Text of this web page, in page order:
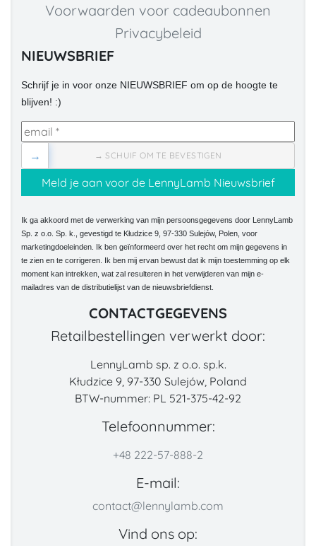
Voorwaarden voor cadeaubonnen
Privacybeleid
NIEUWSBRIEF
Schrijf je in voor onze NIEUWSBRIEF om op de hoogte te
blijven! :)
→ SCHUIF OM TE BEVESTIGEN
→
Ik ga akkoord met de verwerking van mijn persoonsgegevens door LennyLamb
Sp. z o.o. Sp. k., gevestigd te Kłudzice 9, 97-330 Sulejów, Polen, voor
marketingdoeleinden. Ik ben geïnformeerd over het recht om mijn gegevens in
te zien en te corrigeren. Ik ben mij ervan bewust dat ik mijn toestemming op elk
moment kan intrekken, wat zal resulteren in het verwijderen van mijn e-
mailadres van de distributielijst van de nieuwsbriefdienst.
CONTACTGEGEVENS
Retailbestellingen verwerkt door:
LennyLamb sp. z o.o. sp.k.
Kłudzice 9, 97-330 Sulejów, Poland
BTW-nummer: PL 521-375-42-92
Telefoonnummer:
+48 222-57-888-2
E-mail:
contact@lennylamb.com
Vind ons op: